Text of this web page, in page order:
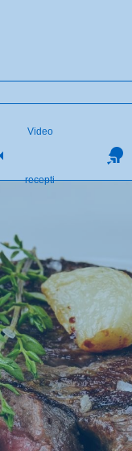
Video
recepti